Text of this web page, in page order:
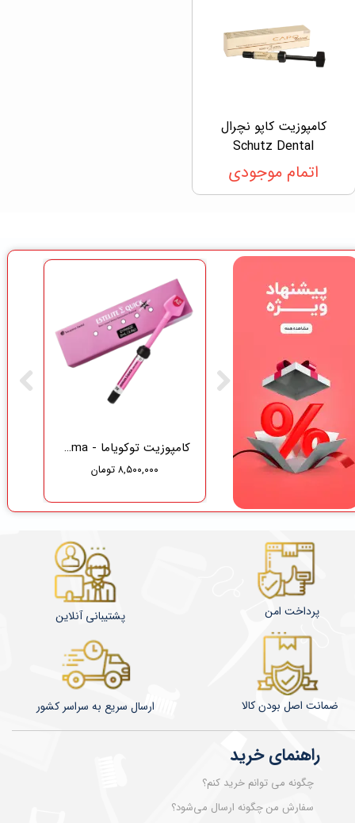
کامپوزیت کاپو نچرال
Schutz Dental
اتمام موجودی
کامپوزیت توکویاما - Tokuyama
۸,۵۰۰,۰۰۰ تومان
گاز دندانپزشکی نفیس طب سلامت
۳۷۵,۰۰۰ تومان
راهنمای خرید
چگونه می توانم خرید کنم؟
سفارش من چگونه ارسال می‌شود؟
​​​​ارسال سریع به سراسر کشور ضمانت اصل بودن کالا
پشتیبانی آنلاین پرداخت امن